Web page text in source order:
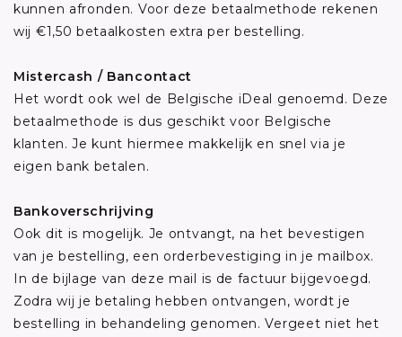
kunnen afronden. Voor deze betaalmethode rekenen
wij €1,50 betaalkosten extra per bestelling.
Mistercash / Bancontact
Het wordt ook wel de Belgische iDeal genoemd. Deze
betaalmethode is dus geschikt voor Belgische
klanten. Je kunt hiermee makkelijk en snel via je
eigen bank betalen.
Bankoverschrijving
Ook dit is mogelijk. Je ontvangt, na het bevestigen
van je bestelling, een orderbevestiging in je mailbox.
In de bijlage van deze mail is de factuur bijgevoegd.
Zodra wij je betaling hebben ontvangen, wordt je
bestelling in behandeling genomen. Vergeet niet het